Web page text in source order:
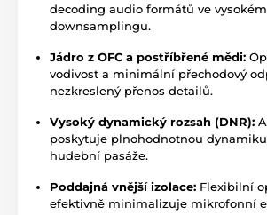
decoding audio formátů ve
downsamplingu.
Jádro z OFC a postříbřené mědi:
vodivost a minimální přechodový
nezkreslený přenos detailů.
Vysoký dynamický rozsah (DNR):
poskytuje plnohodnotnou
hudební pasáže.
Poddajná vnější izolace: Flexibilní
efektivně minimalizuje mikrofonní